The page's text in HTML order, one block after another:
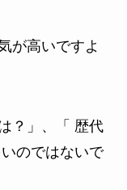
が高いですよ
？」、「 歴代
のではないで